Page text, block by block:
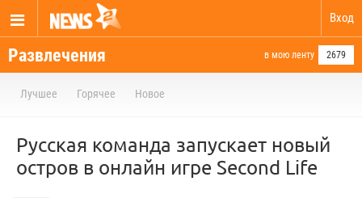
Вход
Развлечения в мою ленту 2679
Лучшее Горячее Новое
Русская команда запускает новый
остров в онлайн игре Second Life